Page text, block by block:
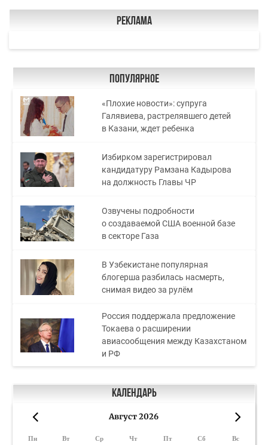
Реклама
Популярное
«Плохие новости»: супруга
Галявиева, растрелявшего детей
в Казани, ждет ребенка
Избирком зарегистрировал
кандидатуру Рамзана Кадырова
на должность Главы ЧР
Озвучены подробности
о создаваемой США военной базе
в секторе Газа
В Узбекистане популярная
блогерша разбилась насмерть,
снимая видео за рулём
Россия поддержала предложение
Токаева о расширении
авиасообщения между Казахстаном
и РФ
Календарь
Август 2026
Пн Вт Ср Чт Пт Сб Вс